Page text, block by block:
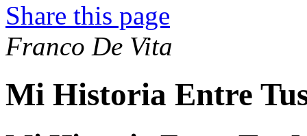
Share this page
Franco De Vita
Mi Historia Entre